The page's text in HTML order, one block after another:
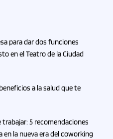
para dar dos funciones
en el Teatro de la Ciudad
a la salud que te
trabajar: 5 recomendaciones
en la nueva era del coworking